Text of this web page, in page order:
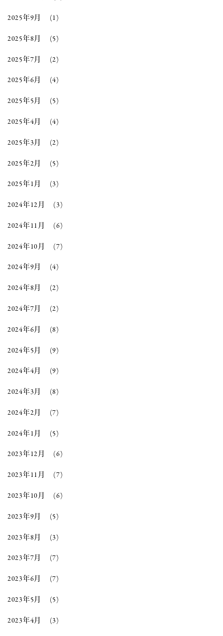
2025年9月 (1)
2025年8月 (5)
2025年7月 (2)
2025年6月 (4)
2025年5月 (5)
2025年4月 (4)
2025年3月 (2)
2025年2月 (5)
2025年1月 (3)
2024年12月 (3)
2024年11月 (6)
2024年10月 (7)
2024年9月 (4)
2024年8月 (2)
2024年7月 (2)
2024年6月 (8)
2024年5月 (9)
2024年4月 (9)
2024年3月 (8)
2024年2月 (7)
2024年1月 (5)
2023年12月 (6)
2023年11月 (7)
2023年10月 (6)
2023年9月 (5)
2023年8月 (3)
2023年7月 (7)
2023年6月 (7)
2023年5月 (5)
2023年4月 (3)